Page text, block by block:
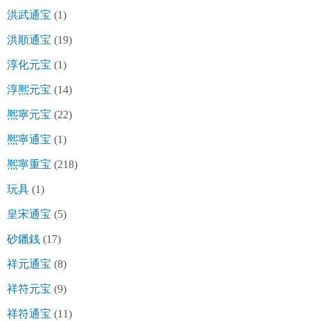
洪武通宝 (1)
洪順通宝 (19)
淳化元宝 (1)
淳熈元宝 (14)
熈寧元宝 (22)
熈寧通宝 (1)
熈寧重宝 (218)
玩具 (1)
皇宋通宝 (5)
砂鑞銭 (17)
祥元通宝 (8)
祥符元宝 (9)
祥符通宝 (11)